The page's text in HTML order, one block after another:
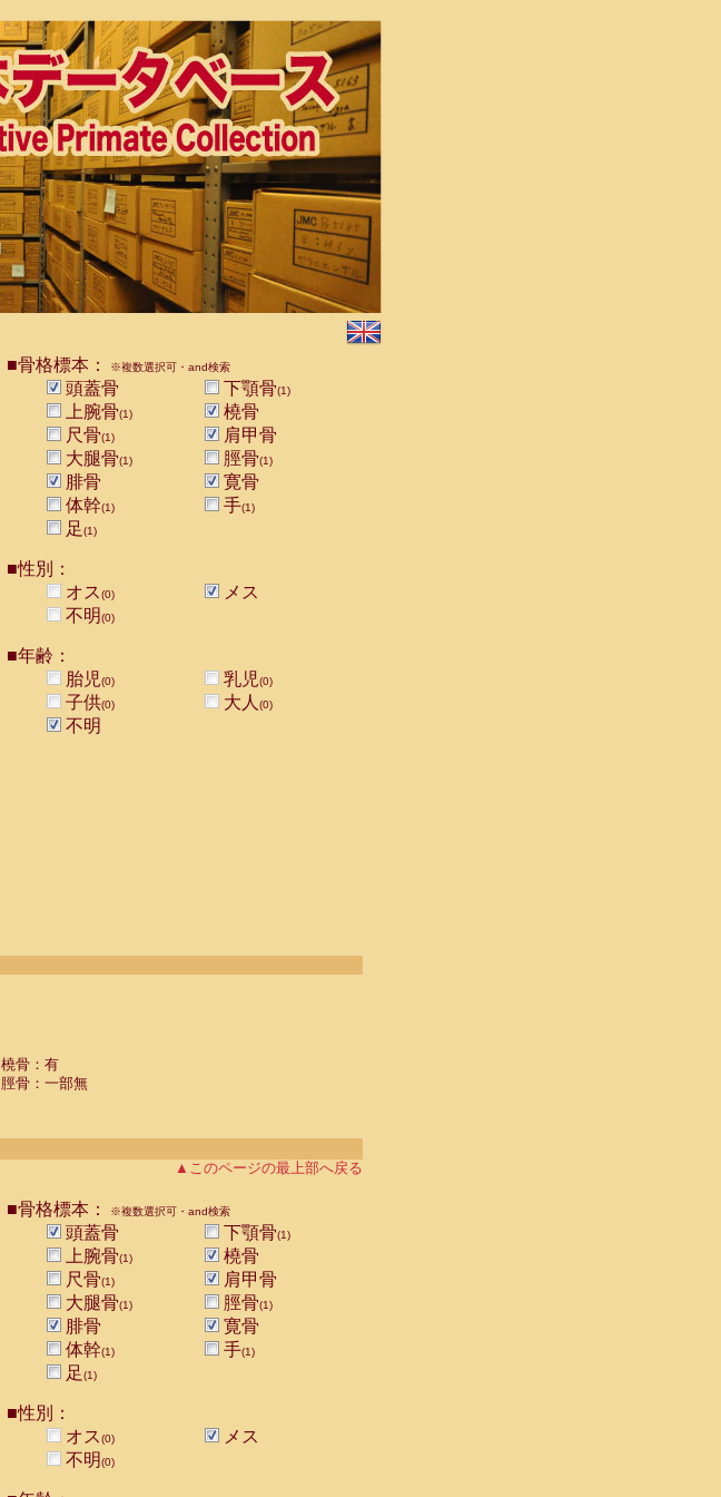
■骨格標本： ※複数選択可・and検索
頭蓋骨 下顎骨(1)
上腕骨(1)
橈骨
尺骨(1)
肩甲骨
大腿骨(1) 脛骨(1)
腓骨
寛骨
体幹(1) 手(1)
足(1)
■性別：
オス(0)
メス
不明(0)
■年齢：
胎児(0) 乳児(0)
子供(0) 大人 (0)
不明
橈骨：有
脛骨：一部無
▲このページの最上部へ戻る
■骨格標本： ※複数選択可・and検索
頭蓋骨 下顎骨(1)
上腕骨(1)
橈骨
尺骨(1)
肩甲骨
大腿骨(1) 脛骨(1)
腓骨
寛骨
体幹(1) 手(1)
足(1)
■性別：
オス(0)
メス
不明(0)